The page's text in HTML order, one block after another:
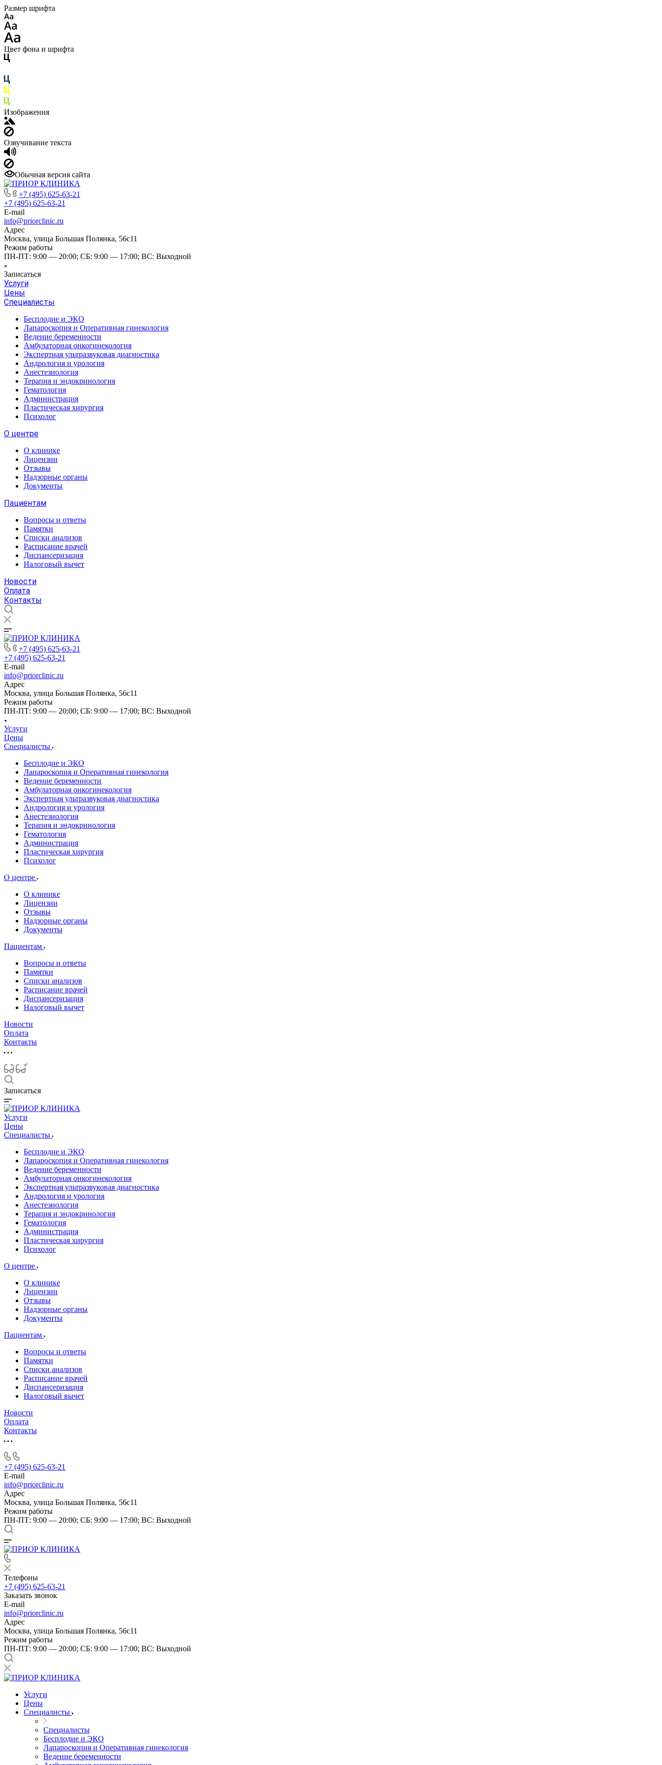
Размер шрифта
Цвет фона и шрифта
Изображения
Озвучивание текста
Обычная версия сайта
+7 (495) 625-63-21
+7 (495) 625-63-21
E-mail
info@priorclinic.ru
Адрес
Москва, улица Большая Полянка, 56с11
Режим работы
ПН-ПТ: 9:00 — 20:00; СБ: 9:00 — 17:00; ВС: Выходной
Записаться
Услуги
Цены
Специалисты
Бесплодие и ЭКО
Лапароскопия и Оперативная гинекология
Ведение беременности
Амбулаторная онкогинекология
Экспертная ультразвуковая диагностика
Андрология и урология
Анестезиология
Терапия и эндокринология
Гематология
Администрация
Пластическая хирургия
Психолог
О центре
О клинике
Лицензии
Отзывы
Надзорные органы
Документы
Пациентам
Вопросы и ответы
Памятки
Списки анализов
Расписание врачей
Диспансеризация
Налоговый вычет
Новости
Оплата
Контакты
+7 (495) 625-63-21
+7 (495) 625-63-21
E-mail
info@priorclinic.ru
Адрес
Москва, улица Большая Полянка, 56с11
Режим работы
ПН-ПТ: 9:00 — 20:00; СБ: 9:00 — 17:00; ВС: Выходной
Услуги
Цены
Специалисты
Бесплодие и ЭКО
Лапароскопия и Оперативная гинекология
Ведение беременности
Амбулаторная онкогинекология
Экспертная ультразвуковая диагностика
Андрология и урология
Анестезиология
Терапия и эндокринология
Гематология
Администрация
Пластическая хирургия
Психолог
О центре
О клинике
Лицензии
Отзывы
Надзорные органы
Документы
Пациентам
Вопросы и ответы
Памятки
Списки анализов
Расписание врачей
Диспансеризация
Налоговый вычет
Новости
Оплата
Контакты
Записаться
Услуги
Цены
Специалисты
Бесплодие и ЭКО
Лапароскопия и Оперативная гинекология
Ведение беременности
Амбулаторная онкогинекология
Экспертная ультразвуковая диагностика
Андрология и урология
Анестезиология
Терапия и эндокринология
Гематология
Администрация
Пластическая хирургия
Психолог
О центре
О клинике
Лицензии
Отзывы
Надзорные органы
Документы
Пациентам
Вопросы и ответы
Памятки
Списки анализов
Расписание врачей
Диспансеризация
Налоговый вычет
Новости
Оплата
Контакты
+7 (495) 625-63-21
E-mail
info@priorclinic.ru
Адрес
Москва, улица Большая Полянка, 56с11
Режим работы
ПН-ПТ: 9:00 — 20:00; СБ: 9:00 — 17:00; ВС: Выходной
Телефоны
+7 (495) 625-63-21
Заказать звонок
E-mail
info@priorclinic.ru
Адрес
Москва, улица Большая Полянка, 56с11
Режим работы
ПН-ПТ: 9:00 — 20:00; СБ: 9:00 — 17:00; ВС: Выходной
Услуги
Цены
Специалисты
Специалисты
Бесплодие и ЭКО
Лапароскопия и Оперативная гинекология
Ведение беременности